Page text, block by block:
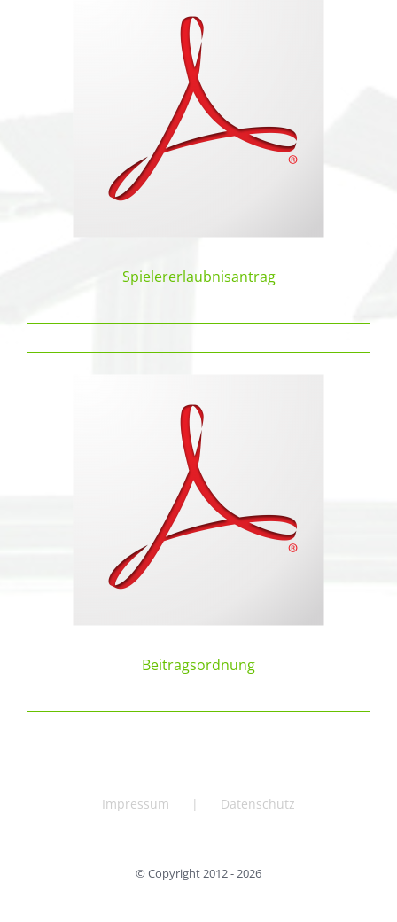
Spielererlaubnisantrag
Beitragsordnung
Impressum Datenschutz
© Copyright 2012 -2026